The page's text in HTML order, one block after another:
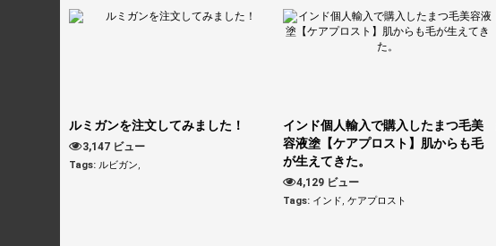
ルミガンを注文してみました！
3,147 ビュー
Tags: ルビガン,
インド個人輸入で購入したまつ毛美
容液塗【ケアプロスト】肌からも毛
が生えてきた。
4,129 ビュー
Tags: インド,ケアプロスト